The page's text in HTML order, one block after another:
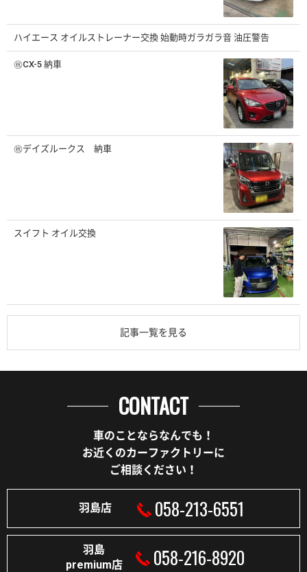
ハイエース オイルストレーナー交換 始動時ガラガラ音 油圧警告
㊗️CX-5 納車
㊗️デイズルークス 納車
スイフト オイル交換
記事一覧を見る
CONTACT
車のことならなんでも！
お近くのカーファクトリーに
ご相談ください！
羽島店 058-213-6551
羽島
premium店
058-216-8920